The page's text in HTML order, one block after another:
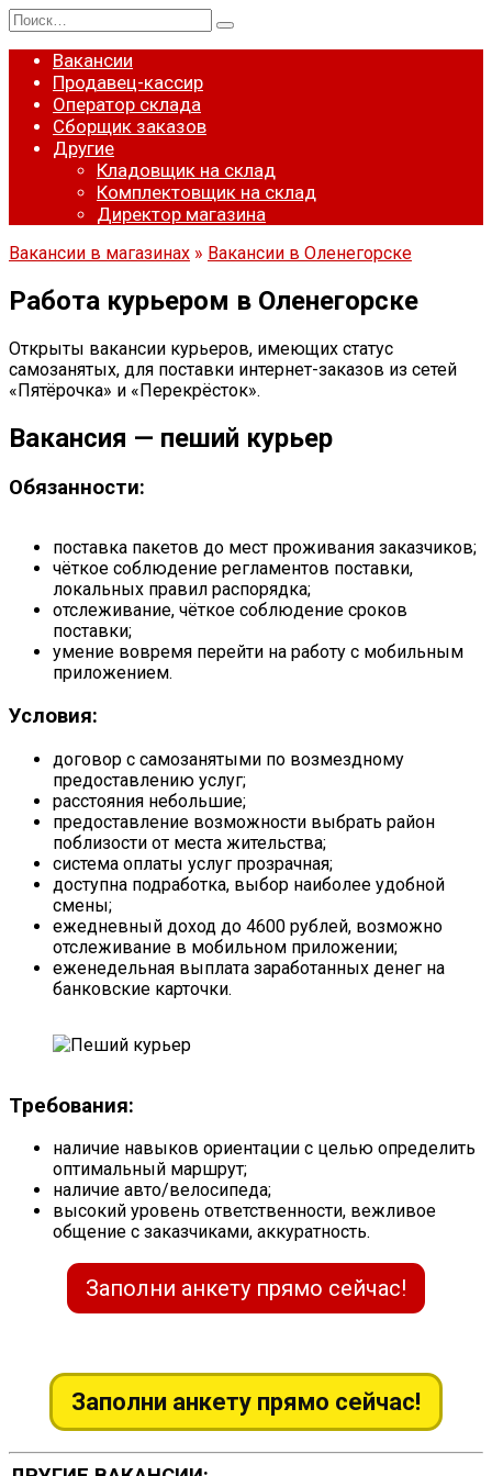
Перейти
к
содержанию
Search
for:
Вакансии
Продавец-кассир
Оператор склада
Сборщик заказов
Другие
Кладовщик на склад
Комплектовщик на склад
Директор магазина
Вакансии в магазинах » Вакансии в Оленегорске
Работа курьером в Оленегорске
Открыты вакансии курьеров, имеющих статус
самозанятых, для поставки интернет-заказов из сетей
«Пятёрочка» и «Перекрёсток».
Вакансия — пеший курьер
Обязанности:
поставка пакетов до мест проживания заказчиков;
чёткое соблюдение регламентов поставки,
локальных правил распорядка;
отслеживание, чёткое соблюдение сроков
поставки;
умение вовремя перейти на работу с мобильным
приложением.
Условия:
договор с самозанятыми по возмездному
предоставлению услуг;
расстояния небольшие;
предоставление возможности выбрать район
поблизости от места жительства;
система оплаты услуг прозрачная;
доступна подработка, выбор наиболее удобной
смены;
ежедневный доход до 4600 рублей, возможно
отслеживание в мобильном приложении;
еженедельная выплата заработанных денег на
банковские карточки.
Требования:
наличие навыков ориентации с целью определить
оптимальный маршрут;
наличие авто/велосипеда;
высокий уровень ответственности, вежливое
общение с заказчиками, аккуратность.
Заполни анкету прямо сейчас!
Заполни анкету прямо сейчас!